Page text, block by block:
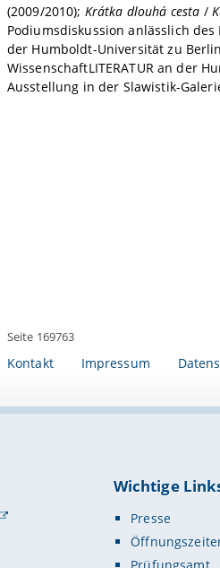
(2009/2010); Krátka dlouhá cesta /
Podiumsdiskussion anlässlich
der Humboldt-Universität zu
WissenschaftLITERATUR an der
Ausstellung in der Slawistik-
Seite 169763
Kontakt Impressum
Wichtige
Presse